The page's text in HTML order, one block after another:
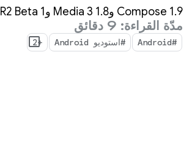
‫Compose 1.9 وMedia 3 1.8 وQPR2 Beta 1 وNarwhal Feature Drop والمزيد
مدّة القراءة: 9 دقائق
#Android #استوديو Android +2